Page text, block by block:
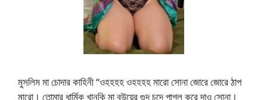
মুসলিম মা চোদার কাহিনী “ওহহহহ ওহহহহ মারো সোনা জোরে জোরে ঠাপ
মারো। তোমার ধার্মিক খানকি মা বউয়ের গুদ চুদে পাগল করে দাও সোনা।